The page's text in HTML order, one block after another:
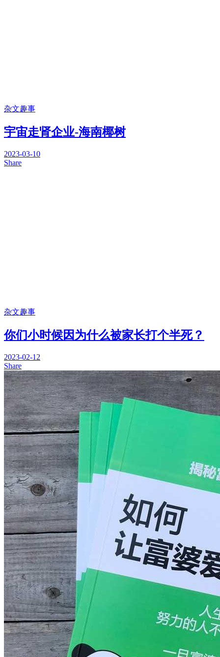
杂文趣事
宇宙走肾企业-海南椰树
2023-03-10
Share
杂文趣事
你们小时候因为什么被家长打个半死？
2023-02-12
Share